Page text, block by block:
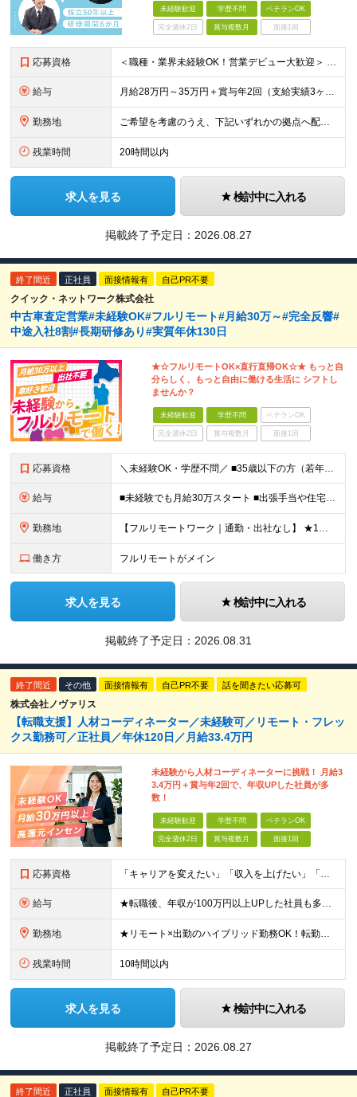
未経験歓迎 学歴不問 ベテランOK
完全週休2日 賞与複数月 面接1回
応募資格 ＜職種・業界未経験OK！営業デビュー大歓迎＞ ◆要普通自動車免許（AT限定可） ◆学歴不問 ＼当てはまる方、ぜひご応募ください！／ □人と話すことや、人の役に立つことが好き □未経験から営業として成
給与 月給28万円～35万円＋賞与年2回（支給実績3ヶ月分） ※経験・年齢・能力を考慮の上、当社規定により決定します。 ※上記月給には固定残業代(25時間分／47,314円～)
勤務地 ご希望を考慮のうえ、下記いずれかの拠点へ配属します。 ※自動車通勤可能（要相談） 【東北エリア】 仙台支店、盛岡支店、福島支店 【関東エリア】 東京本社、東京支店、埼玉支店、千葉支店、群馬支店、東
残業時間 20時間以内
求人を見る 検討中に入れる
掲載終了予定日： 2026.08.27
終了間近 正社員 面接情報有 自己PR不要
クイック・ネットワーク株式会社
中古車査定営業#未経験OK#フルリモート#月給30万～#完全反響#
中途入社8割#長期研修あり#実質年休130日
★☆フルリモートOK×直行直帰OK☆★ もっと自
分らしく、もっと自由に働ける生活に シフトし
ませんか？
未経験歓迎 学歴不問 ベテランOK
完全週休2日 賞与複数月 面接1回
応募資格 ＼未経験OK・学歴不問／ ■35歳以下の方（若年層の長期キャリア形成のため） ■第二新卒OK ■普通自動車免許（AT）をお持ちの方 ▼▽こんな方はぜひご応募ください！▽▼ 「車の運転が好き！」 「地
給与 ■未経験でも月給30万スタート ■出張手当や住宅手当あり 【東京都・神奈川県】 月給35万円～60万円＋インセンティブ＋賞与＋諸手当 上記月給は、月42時間分の固定残業代（月8万3900円以上）を含
勤務地 【フルリモートワーク｜通勤・出社なし】 ★1人1台社用車貸与 ★転勤なし ★直帰直行OK 【本社】 兵庫県神戸市中央区明石町44 神戸御幸ビル4F ★☆積極採用中☆★ ◆北海道・東北：札幌／福島／
働き方 フルリモートがメイン
求人を見る 検討中に入れる
掲載終了予定日： 2026.08.31
終了間近 その他 面接情報有 自己PR不要 話を聞きたい応募可
株式会社ノヴァリス
【転職支援】人材コーディネーター／未経験可／リモート・フレッ
クス勤務可／正社員／年休120日／月給33.4万円
未経験から人材コーディネーターに挑戦！ 月給3
3.4万円＋賞与年2回で、年収UPした社員が多
数！
未経験歓迎 学歴不問 ベテランOK
完全週休2日 賞与複数月 面接1回
応募資格 「キャリアを変えたい」「収入を上げたい」「将来に強いスキルを身につけたい」方歓迎！ ・未経験歓迎 ・学歴不問 ・第二新卒歓迎 ＼経験やスキルではなく、“これから”を重視します／ 「今のままでいい
給与 ★転職後、年収が100万円以上UPした社員も多数！ 月給33.4万円～45万円＋諸手当＋賞与年2回 ※インセンティブ充実 直近の最高インセンティブ：月50万円 全社員の平均インセンティブ：月10
勤務地 ★リモート×出勤のハイブリッド勤務OK！転勤なし！U・Ｉターン歓迎！ 東京、神奈川、埼玉、千葉、愛知、大阪、兵庫、京都、広島、福岡をはじめとする全国各地のプロジェクト先。 プライム上場、グロース上
残業時間 10時間以内
求人を見る 検討中に入れる
掲載終了予定日： 2026.08.27
終了間近 正社員 面接情報有 自己PR不要